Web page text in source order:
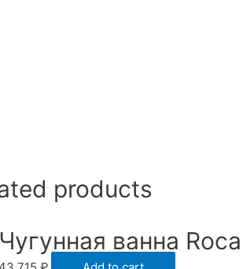
products
Чугунная ванна